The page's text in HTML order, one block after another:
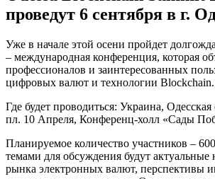
проведут 6 сентября в г.
Уже в начале этой осени пройдет
– международная конференция, которая
профессионалов и заинтересованных
цифровых валют и технологии Blockchain.
Где будет проводиться: Украина, Одесская
пл. 10 Апреля, Конференц-холл «Сады
Планируемое количество участников –
темами для обсуждения будут актуальные
рынка электронных валют, перспективы